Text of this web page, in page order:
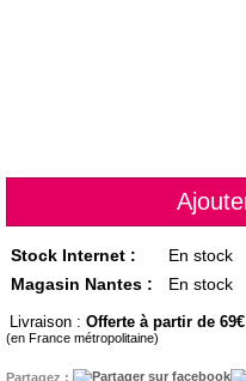
Stock Internet :
En stock
Magasin Nantes :
En stock
Livraison : Offerte à partir de 69
(en France métropolitaine)
Partagez :